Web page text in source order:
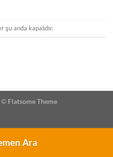
anda kapalıdır.
© Flatsome Theme
Ara